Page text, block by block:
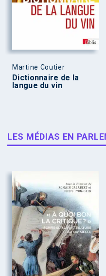
Martine Coutier
Dictionnaire de la
langue du vin
LES MÉDIAS EN